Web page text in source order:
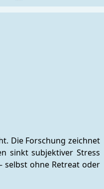
Die Forschung zeichnet
sinkt subjektiver Stress
selbst ohne Retreat oder